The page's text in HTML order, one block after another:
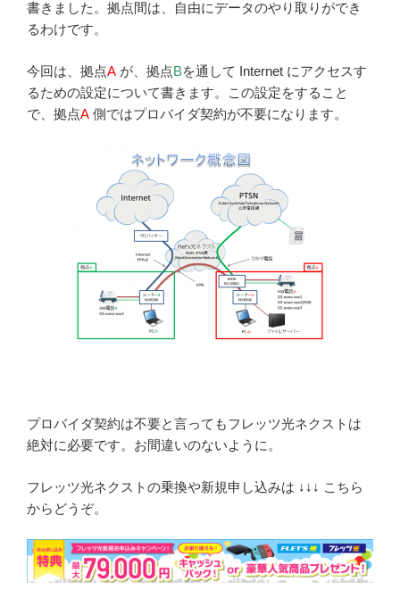
書きました。拠点間は、自由にデータのやり取りができ
るわけです。
今回は、拠点A が、拠点Bを通して Internet にアクセスす
るための設定について書きます。この設定をすること
で、拠点A 側ではプロバイダ契約が不要になります。
プロバイダ契約は不要と言ってもフレッツ光ネクストは
絶対に必要です。お間違いのないように。
フレッツ光ネクストの乗換や新規申し込みは ↓↓↓ こちら
からどうぞ。